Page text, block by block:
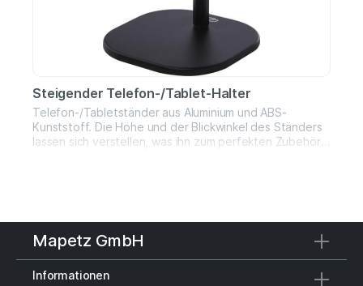
Steigender Telefon-/Tablet-Halter
Telefon-/Tabletständer aus Aluminium und ABS-
Kunststoff. Die Höhe und der Blickwinkel des Ständers
lassen sich verstellen, was ihn zum perfekten Zubehör
Mapetz GmbH
Informationen